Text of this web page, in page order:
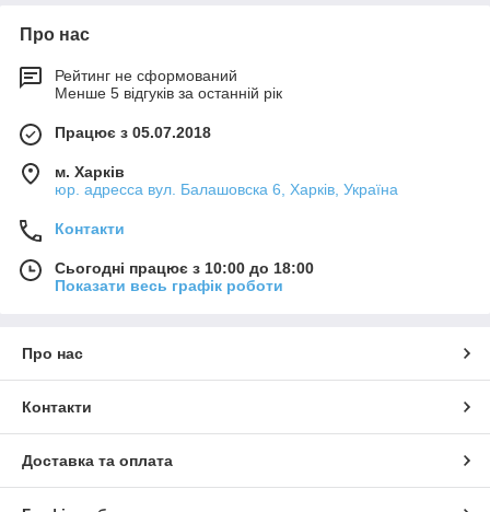
Про нас
Рейтинг не сформований
Менше 5 відгуків за останній рік
Працює з 05.07.2018
м. Харків
юр. адресса вул. Балашовска 6, Харків, Україна
Контакти
Сьогодні працює з 10:00 до 18:00
Показати весь графік роботи
Про нас
Контакти
Доставка та оплата